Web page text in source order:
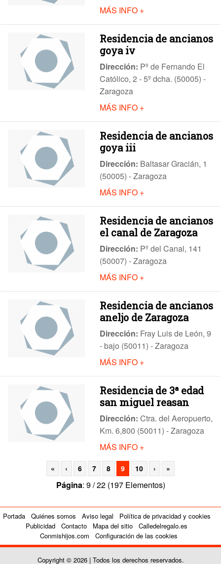
MÁS INFO +
Residencia de ancianos
goya iv
Dirección: Pº de Fernando El
Católico, 2 - 5º dcha. (50005) -
Zaragoza
MÁS INFO +
Residencia de ancianos
goya iii
Dirección: Baltasar Gracián, 1
(50005) - Zaragoza
MÁS INFO +
Residencia de ancianos
el canal de Zaragoza
Dirección: Pº del Canal, 141
(50007) - Zaragoza
MÁS INFO +
Residencia de ancianos
aneljo de Zaragoza
Dirección: Fray Luis de León, 9
- bajo (50011) - Zaragoza
MÁS INFO +
Residencia de 3ª edad
san miguel reasan
Dirección: Ctra. del Aeropuerto,
Km. 6,800 (50011) - Zaragoza
MÁS INFO +
« ‹ 6 7 8 9 10 › »
Página: 9 / 22 (197 Elementos)
Portada Quiénes somos Aviso legal
Política de privacidad y cookies
Publicidad
Contacto Mapa del sitio
Calledelregalo.es
Conmishijos.com
Configuración de las cookies
Copyright © 2026 | Todos los derechos reservados.